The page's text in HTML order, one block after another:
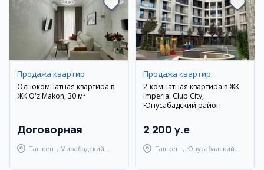
Продажа квартир
Однокомнатная квартира в
ЖК O'z Makon, 30 м²
Договорная
Ташкент, Мирабадский
Продажа квартир
2-комнатная квартира в ЖК
Imperial Club City,
Юнусабадский район
2 200 y.e
Ташкент, Юнусабадский